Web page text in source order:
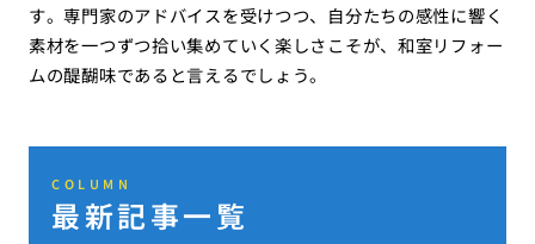
す。専門家のアドバイスを受けつつ、自分たちの感性に響く
素材を一つずつ拾い集めていく楽しさこそが、和室リフォー
ムの醍醐味であると言えるでしょう。
COLUMN
最新記事一覧